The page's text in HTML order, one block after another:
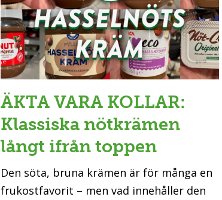
ÄKTA VARA KOLLAR:
Klassiska nötkrämen
långt ifrån toppen
Den söta, bruna krämen är för många en
frukostfavorit – men vad innehåller den